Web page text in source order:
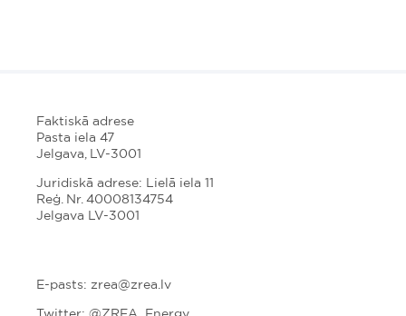
Faktiskā adrese
Pasta iela 47
Jelgava, LV-3001
Juridiskā adrese: Lielā iela 11
Reģ. Nr. 40008134754
Jelgava LV-3001
E-pasts: zrea@zrea.lv